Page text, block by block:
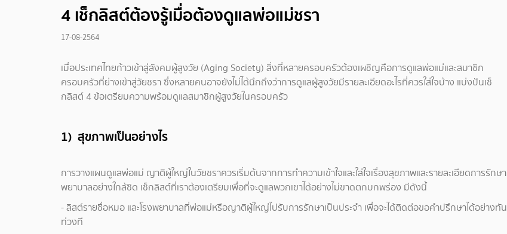
4 เช็กลิสต์ต้องรู้เมื่อต้องดูแลพ่อแม่ชรา
17-08-2564
เมื่อประเทศไทยก้าวเข้าสู่สังคมผู้สูงวัย (Aging Society) สิ่งที่หลายครอบครัวต้องเผชิญคือการดูแลพ่อแม่และสมาชิก
ครอบครัวที่ย่างเข้าสู่วัยชรา ซึ่งหลายคนอาจยังไม่ได้นึกถึงว่าการดูแลผู้สูงวัยมีรายละเอียดอะไรที่ควรใส่ใจบ้าง แบ่งปันเช็
กลิสต์ 4 ข้อเตรียมความพร้อมดูแลสมาชิกผู้สูงวัยในครอบครัว
1) สุขภาพเป็นอย่างไร
การวางแผนดูแลพ่อแม่ ญาติผู้ใหญ่ในวัยชราควรเริ่มต้นจากการทำความเข้าใจและใส่ใจเรื่องสุขภาพและรายละเอียดการรักษา
พยาบาลอย่างใกล้ชิด เช็กลิสต์ที่เราต้องเตรียมเพื่อที่จะดูแลพวกเขาได้อย่างไม่ขาดตกบกพร่อง มีดังนี้
- ลิสต์รายชื่อหมอ และโรงพยาบาลที่พ่อแม่หรือญาติผู้ใหญ่ไปรับการรักษาเป็นประจำ เพื่อจะได้ติดต่อขอคำปรึกษาได้อย่างทัน
ท่วงที